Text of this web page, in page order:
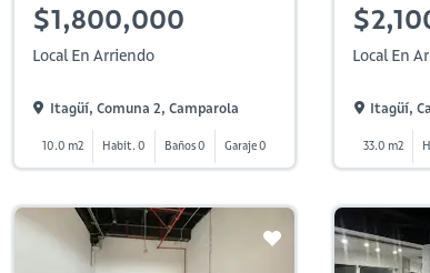
$1,800,000
Local En Arriendo
Itagüí, Comuna 2, Camparola
10.0 m2 Habit. 0 Baños 0 Garaje 0
Local En
Itagüí,
33.0 m2